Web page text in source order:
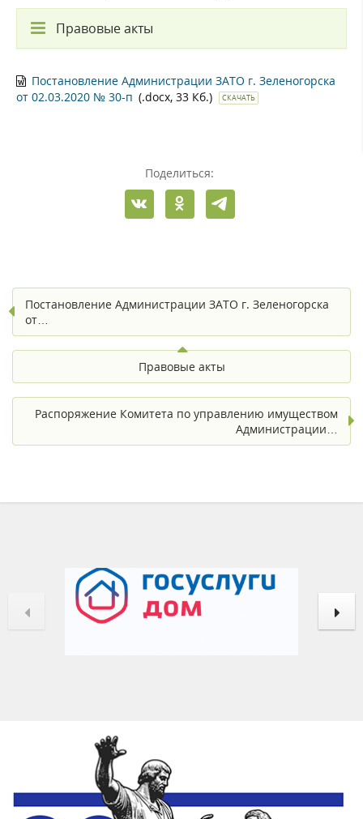
Правовые акты
Постановление Администрации ЗАТО г. Зеленогорска
от 02.03.2020 № 30-п (.docx, 33 Кб.) СКАЧАТЬ
Поделиться:
Постановление Администрации ЗАТО г. Зеленогорска
от…
Правовые акты
Распоряжение Комитета по управлению имуществом
Администрации…